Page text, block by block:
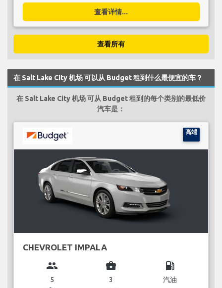
查看详情...
查看所有
在 Salt Lake City 机场 可以从 Budget 租到什么最便宜的车？
在 Salt Lake City 机场 可从 Budget 租到的每个类别的最低价
汽车是：
高端
CHEVROLET IMPALA
group
5
business_center
3
local_gas_station
汽油